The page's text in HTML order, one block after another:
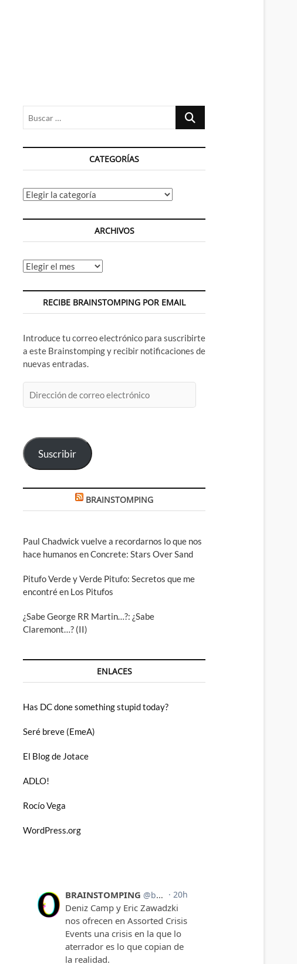
Buscar
CATEGORÍAS
Categorías
ARCHIVOS
Archivos
RECIBE BRAINSTOMPING POR EMAIL
Introduce tu correo electrónico para suscribirte
a este Brainstomping y recibir notificaciones de
nuevas entradas.
de
Suscribir
BRAINSTOMPING
Paul Chadwick vuelve a recordarnos lo que nos
hace humanos en Concrete: Stars Over Sand
Pitufo Verde y Verde Pitufo: Secretos que me
encontré en Los Pitufos
¿Sabe George RR Martin…?: ¿Sabe
Claremont…? (II)
ENLACES
Has DC done something stupid today?
Seré breve (EmeA)
El Blog de Jotace
ADLO!
Rocío Vega
WordPress.org